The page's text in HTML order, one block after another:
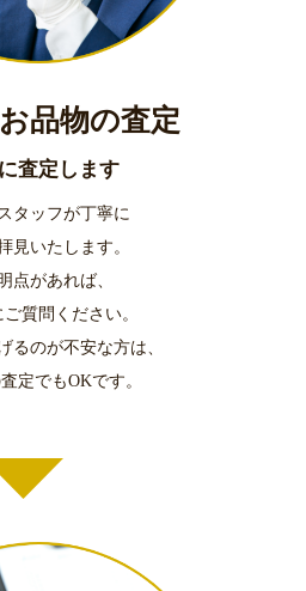
お品物の査定
査定します
タッフが丁寧に
見いたします。
点があれば、
質問ください。
るのが不安な方は、
定でもOKです。